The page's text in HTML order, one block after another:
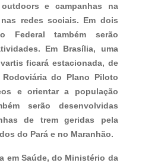
e campanhas na
redes sociais. Em dois
Federal também serão
Em Brasília, uma
ficará estacionada, de
do Plano Piloto
e orientar a população
serão desenvolvidas
de trem geridas pela
do Pará e no Maranhão.
em Saúde, do Ministério da